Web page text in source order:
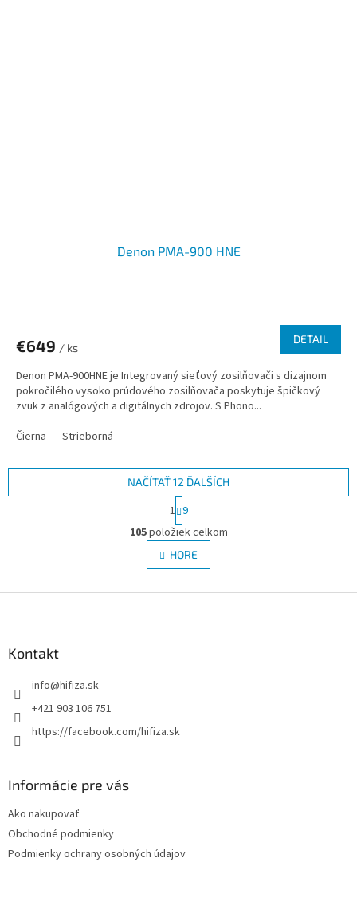
Denon PMA-900 HNE
€649 / ks
DETAIL
Denon PMA-900HNE je Integrovaný sieťový zosilňovači s dizajnom
pokročilého vysoko prúdového zosilňovača poskytuje špičkový
zvuk z analógových a digitálnych zdrojov. S Phono...
Čierna
Strieborná
O
v
l
á
v
NAČÍTAŤ 12 ĎALŠÍCH
S
t
r
á
n
k
v
1 9
105položiek celkom
HORE
Kontakt
info@hifiza.sk
+421 903 106 751
https://facebook.com/hifiza.sk
Informácie pre vás
Ako nakupovať
Obchodné podmienky
Podmienky ochrany osobných údajov